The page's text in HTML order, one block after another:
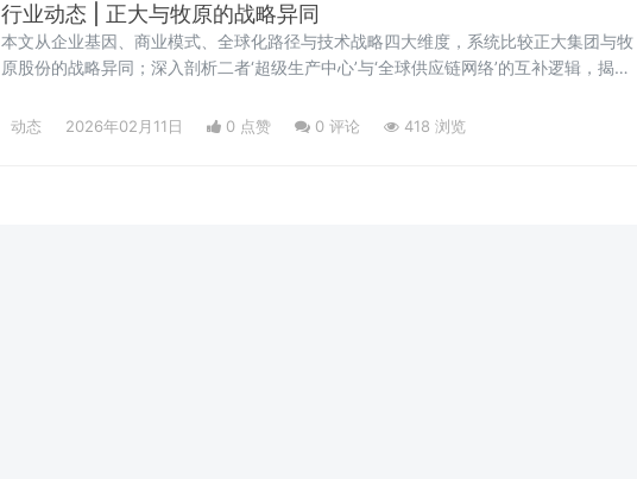
行业动态 | 正大与牧原的战略异同
本文从企业基因、商业模式、全球化路径与技术战略四大维度，系统比较正大集团与牧
原股份的战略异同；深入剖析二者‘超级生产中心’与‘全球供应链网络’的互补逻辑，揭示
全链条协同等未来方向，为中国农牧业高质量出海提供范式参考。
动态 2026年02月11日 0 点赞 0 评论 418 浏览